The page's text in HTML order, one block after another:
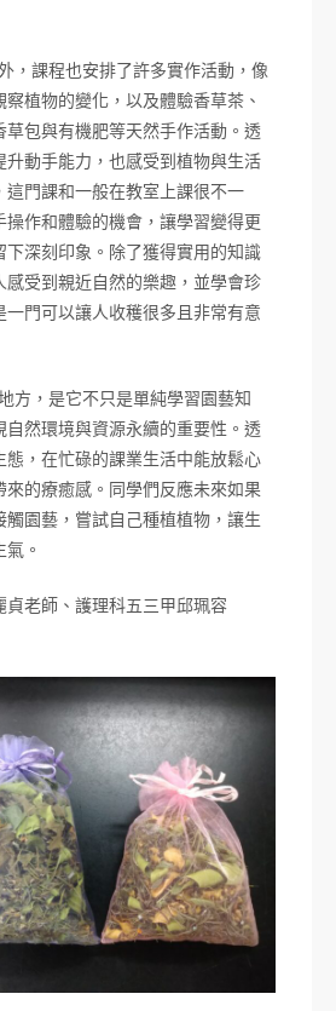
課程也安排了許多實作活動，像
植物的變化，以及體驗香草茶、
草包與有機肥等天然手作活動。透
升動手能力，也感受到植物與生活
這門課和一般在教室上課很不一
操作和體驗的機會，讓學習變得更
下深刻印象。除了獲得實用的知識
感受到親近自然的樂趣，並學會珍
一門可以讓人收穫很多且非常有意
，是它不只是單純學習園藝知
自然環境與資源永續的重要性。透
態，在忙碌的課業生活中能放鬆心
來的療癒感。同學們反應未來如果
觸園藝，嘗試自己種植植物，讓生
。
貞老師、護理科五三甲邱珮容